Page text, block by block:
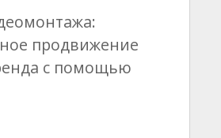
продвижение
с помощью